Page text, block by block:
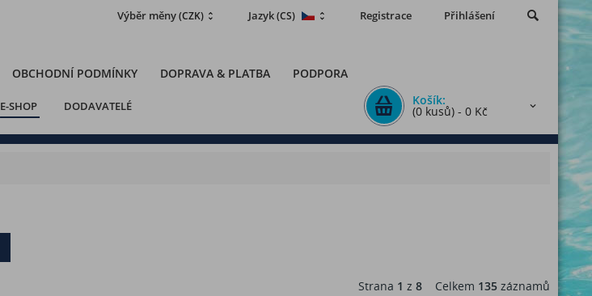
Registrace Přihlášení
Výběr měny(CZK) Jazyk(CS)
OBCHODNÍ PODMÍNKY DOPRAVA & PLATBA PODPORA
E-SHOP DODAVATELÉ Košík:
(0 kusů) - 0 Kč
Strana 1 z 8Celkem 135záznamů